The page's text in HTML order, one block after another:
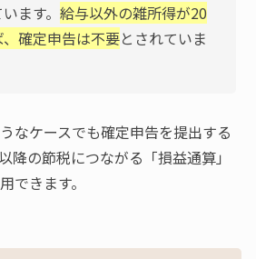
ます。 給与以外の雑所得が20
確定申告は不要とされていま
なケースでも確定申告を提出する
降の節税につながる「損益通算」
できます。